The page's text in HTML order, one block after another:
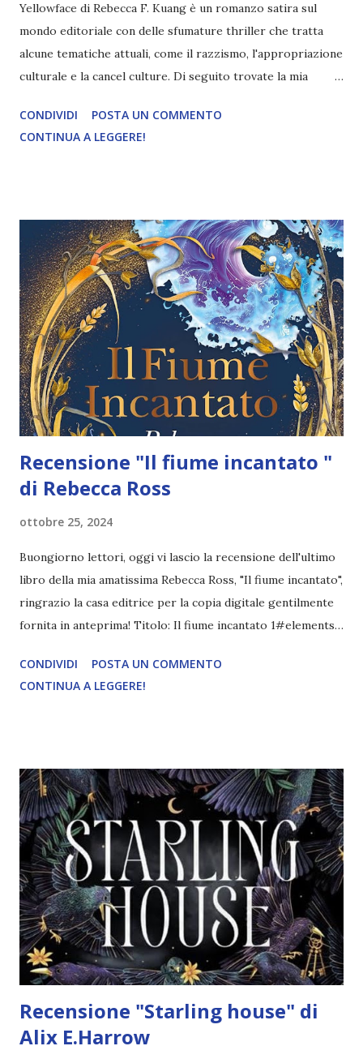
Yellowface di Rebecca F. Kuang è un romanzo satira sul
mondo editoriale con delle sfumature thriller che tratta
alcune tematiche attuali, come il razzismo, l'appropriazione
culturale e la cancel culture. Di seguito trovate la mia
Kuang Anno di pubblicazione (ita): 2024 Editore: Mondadori
Pagine: 384 Acquista una copia a 13,30€ June Hayward e
mentre di June non si è accorto nessuno. Quando assiste
alla morte dell'amica in uno strano incidente, June ruba il
romanzo che l'amica aveva appena finito di scrivere ma di
cui ancora nessuno sa nulla, e decide di pubblicarlo come
fosse suo, rielaborato quel tanto che basta. La storia,
incentrata sul misconosciuto contributo dei cinesi allo
sforzo bellico inglese durante la Prima guerra mondiale,
merita comunque d...
CONDIVIDI
POSTA UN COMMENTO
CONTINUA A LEGGERE!
Recensione "Il fiume incantato "
di Rebecca Ross
ottobre 25, 2024
Buongiorno lettori, oggi vi lascio la recensione dell'ultimo
libro della mia amatissima Rebecca Ross, "Il fiume incantato",
ringrazio la casa editrice per la copia digitale gentilmente
fornita in anteprima! Titolo: Il fiume incantato 1#elements
ottobre 2024 Pagine: 480 Casa editrice: Fazi Traduttore:
Stefano Andrea Cresti "L’isola di Cadence è un luogo ricco
profonda. Da tempo immemore, però, il territorio è diviso
dal confine dei clan, una lunga catena di rocce che separa
l’Est, dominato dai Tamerlaine, dall’Ovest, su cui regnano i
Breccan. Sono passati dieci anni da quando Jack Tamerlaine
ha lasciato Cadence per approdare sul continente, dove ha
dedicato la sua vita allo studio della musica. Ma quando
sull’isola le bambine iniziano a scomp...
CONDIVIDI
POSTA UN COMMENTO
CONTINUA A LEGGERE!
Recensione "Starling house" di
Alix E.Harrow